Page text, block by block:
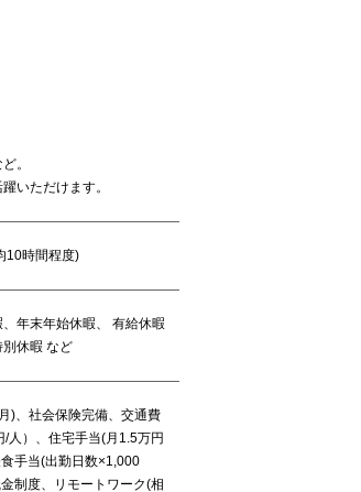
。
いただけます。
10時間程度)
年末年始休暇、 有給休暇
休暇 など
)、社会保険完備、交通費
人）、住宅手当(月1.5万円
手当(出勤日数×1,000
制度、リモートワーク(相